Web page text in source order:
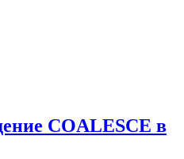
COALESCE в